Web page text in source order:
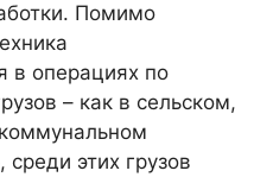
Помимо
в операциях по
– как в сельском,
среди этих грузов